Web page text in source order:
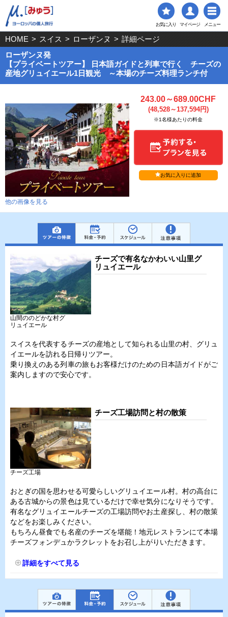
お気に入り マイページ メニュー
HOME > スイス > ローザンヌ > 詳細ページ
ローザンヌ発
【プライベートツアー】 日本語ガイドと列車で行く チーズの
産地グリュイエール1日観光 ～本場のチーズ料理ランチ付
他の画像を見る
243.00～689.00CHF
(48,528～137,594円)
※1名様あたりの料金
お気に入りに追加
チーズで有名なかわいい山里グ
リュイエール
山間ののどかな村グ
リュイエール
スイスを代表するチーズの産地として知られる山里の村、グリュ
イエールを訪れる日帰りツアー。
乗り換えのある列車の旅もお客様だけのための日本語ガイドがご
案内しますので安心です。
チーズ工場訪問と村の散策
チーズ工場
おとぎの国を思わせる可愛らしいグリュイエール村。村の高台に
ある古城からの景色は見ているだけで幸せ気分になりそうです。
有名なグリュイエールチーズの工場訪問やお土産探し、村の散策
などをお楽しみください。
もちろん昼食でも名産のチーズを堪能！地元レストランにて本場
チーズフォンデュかラクレットをお召し上がりいただきます。
詳細をすべて見る